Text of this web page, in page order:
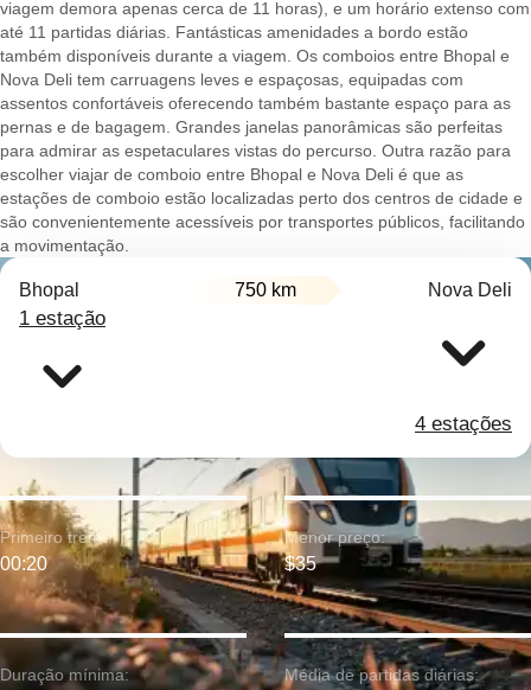
viagem demora apenas cerca de 11 horas), e um horário extenso com
até 11 partidas diárias. Fantásticas amenidades a bordo estão
também disponíveis durante a viagem. Os comboios entre Bhopal e
Nova Deli tem carruagens leves e espaçosas, equipadas com
assentos confortáveis oferecendo também bastante espaço para as
pernas e de bagagem. Grandes janelas panorâmicas são perfeitas
para admirar as espetaculares vistas do percurso. Outra razão para
escolher viajar de comboio entre Bhopal e Nova Deli é que as
estações de comboio estão localizadas perto dos centros de cidade e
são convenientemente acessíveis por transportes públicos, facilitando
a movimentação.
Bhopal 750 km Nova Deli
1 estação
4 estações
Duração mínima:
Primeiro trem:
00:20
Menor preço:
$35
Média de partidas diárias: